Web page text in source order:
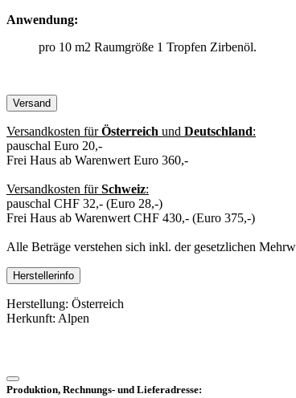
Anwendung:
pro 10 m2 Raumgröße 1 Tropfen Zirbenöl.
Versand
Versandkosten fürÖsterreich und Deutschland:
pauschal Euro 20,-
Frei Haus ab Warenwert Euro 360,-
Versandkosten fürSchweiz:
pauschal CHF 32,- (Euro 28,-)
Frei Haus ab Warenwert CHF 430,- (Euro 375,-)
Alle Beträge verstehen sich inkl. der gesetzlichen
Herstellerinfo
Herstellung: Österreich
Herkunft: Alpen
Produktion, Rechnungs- und Lieferadresse: